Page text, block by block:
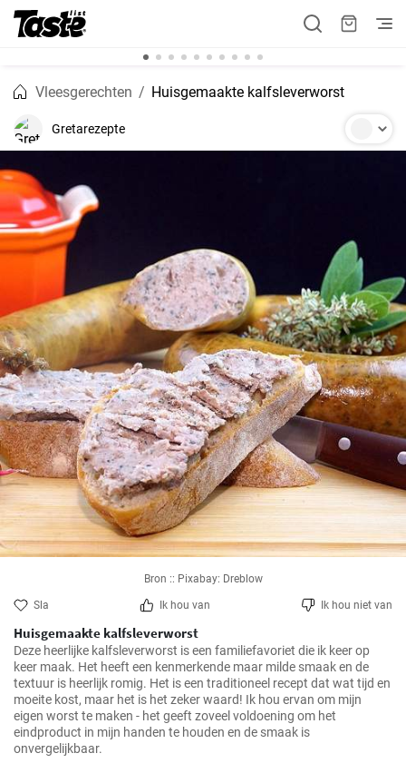
Vleesgerechten Huisgemaakte kalfsleverworst
Gretarezepte
Bron :: Pixabay: Dreblow
Sla Ik hou van Ik hou niet van
Huisgemaakte kalfsleverworst
Deze heerlijke kalfsleverworst is een familiefavoriet die ik keer op
keer maak. Het heeft een kenmerkende maar milde smaak en de
textuur is heerlijk romig. Het is een traditioneel recept dat wat tijd en
moeite kost, maar het is het zeker waard! Ik hou ervan om mijn
eigen worst te maken - het geeft zoveel voldoening om het
eindproduct in mijn handen te houden en de smaak is
onvergelijkbaar.